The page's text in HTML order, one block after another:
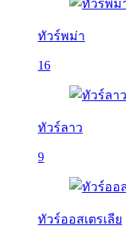
ทัวร์พม่า
16
ทัวร์ลาว
9
ทัวร์ออสเตรเลีย